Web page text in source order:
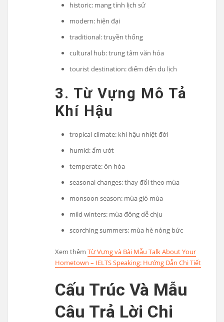
historic: mang tính lịch sử
modern: hiện đại
traditional: truyền thống
cultural hub: trung tâm văn hóa
tourist destination: điểm đến du lịch
3. Từ Vựng Mô Tả
Khí Hậu
tropical climate: khí hậu nhiệt đới
humid: ẩm ướt
temperate: ôn hòa
seasonal changes: thay đổi theo mùa
monsoon season: mùa gió mùa
mild winters: mùa đông dễ chịu
scorching summers: mùa hè nóng bức
Xem thêmTừ Vựng và Bài Mẫu Talk About Your
Hometown – IELTS Speaking: Hướng Dẫn Chi Tiết
Cấu Trúc Và Mẫu
Câu Trả Lời Chi